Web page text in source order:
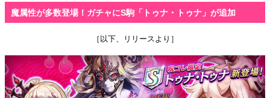
魔属性が多数登場！ガチャにS駒「トゥナ・トゥナ」が追加
［以下、リリースより］